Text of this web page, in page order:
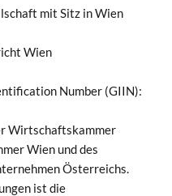
mit Sitz in Wien
Wien
Number (GIIN):
Wirtschaftskammer
Wien und des
Österreichs.
ist die